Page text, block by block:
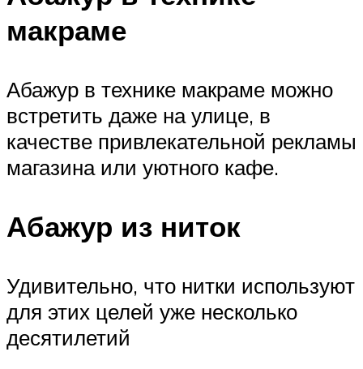
макраме
Абажур в технике макраме можно
встретить даже на улице, в
качестве привлекательной рекламы
магазина или уютного кафе.
Абажур из ниток
Удивительно, что нитки используют
для этих целей уже несколько
десятилетий